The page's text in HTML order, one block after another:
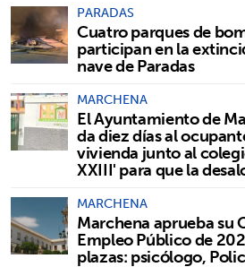
PARADAS
Cuatro parques de
participan en la
nave de Paradas
MARCHENA
El Ayuntamiento de
da diez días al
vivienda junto al
XXIII' para que la
MARCHENA
Marchena aprueba su
Empleo Público de
plazas: psicólogo,